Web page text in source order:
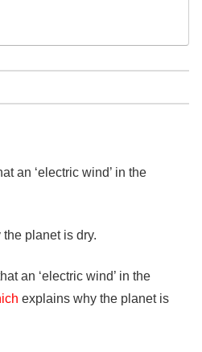
an ‘electric wind’ in the
planet is dry.
an ‘electric wind’ in the
explains why the planet is